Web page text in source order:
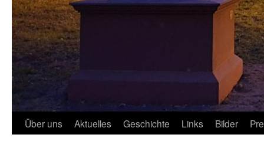
Über uns Aktuelles Geschichte Links Bilder